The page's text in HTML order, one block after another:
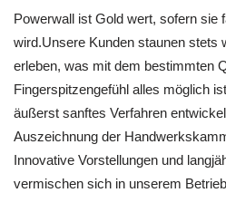
Powerwall ist Gold wert, sofern sie
wird.Unsere Kunden staunen stets
erleben, was mit dem bestimmten
Fingerspitzengefühl alles möglich
äußerst sanftes Verfahren
Auszeichnung der
Innovative Vorstellungen und
vermischen sich in unserem